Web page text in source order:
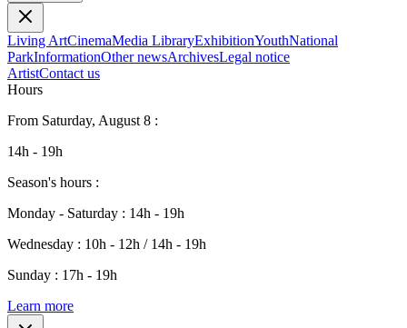
Living ArtCinemaMedia LibraryExhibitionYouthNational
ParkInformationOther newsArchivesLegal notice
ArtistContact us
Hours
From Saturday, August 8 :
14h - 19h
Season's hours :
Monday - Saturday : 14h - 19h
Wednesday : 10h - 12h / 14h - 19h
Sunday : 17h - 19h
Learn more